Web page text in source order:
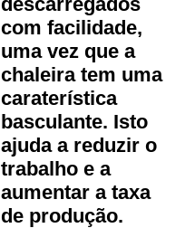
com facilidade,
uma vez que a
chaleira tem uma
caraterística
basculante. Isto
ajuda a reduzir o
trabalho e a
aumentar a taxa
de produção.